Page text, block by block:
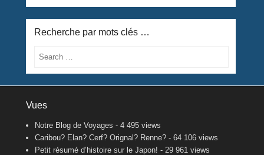
Recherche par mots clés …
Search
Vues
Notre Blog de Voyages - 4 495 views
Caribou? Elan? Cerf? Orignal? Renne? - 64 106 views
Petit résumé d’histoire sur le Japon! - 29 961 views